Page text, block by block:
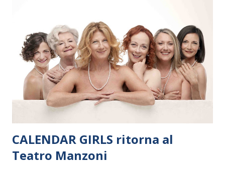
“Settembre dell’Accademia” dove si esibirà per il secondo anno
consecutivo. Il pubblico milanese avrà il piacere di applaudire i
giovani artisti della Baltic Sea Youth Philharmonic per la quarta
volta. L’orchestra, fondata nel 2008 da Kristjan Järvi (affiancato
da un prestigioso consiglio di consulent...
CALENDAR GIRLS ritorna al
Teatro Manzoni